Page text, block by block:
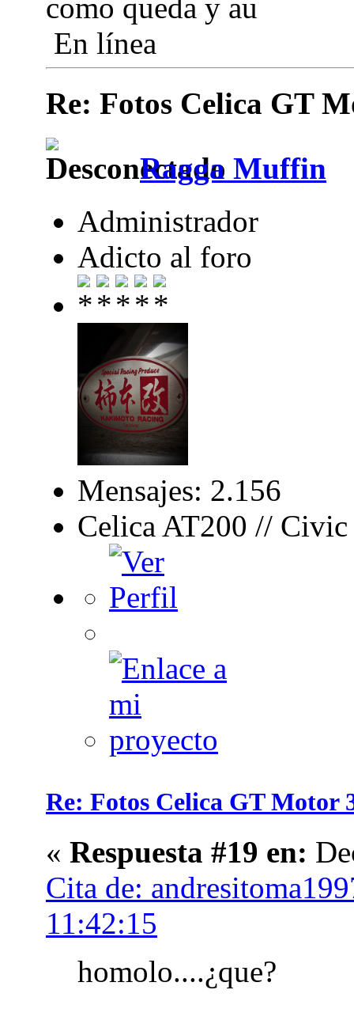
como queda y au
En línea
Re: Fotos Celica GT
Ragga Muffin
Administrador
Adicto al foro
Mensajes: 2.156
Celica AT200 //
Re: Fotos Celica GT Motor
« Respuesta #19 en:
Cita de:
11:42:15
homolo....¿que?